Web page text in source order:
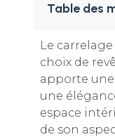
Table des
Le
choix de
apporte
une
espace
de son